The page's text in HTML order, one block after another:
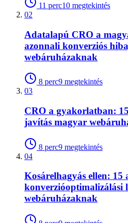
11 perc10 megtekintés
02
Adatalapú CRO a
azonnali konverziós
webáruházaknak
8 perc9 megtekintés
03
CRO a gyakorlatban:
javítás magyar
8 perc9 megtekintés
04
Kosárelhagyás ellen: 15
konverzióoptimalizálási
webáruházaknak